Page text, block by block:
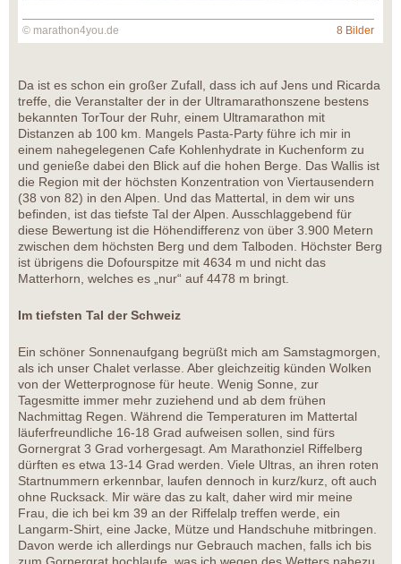
© marathon4you.de 8 Bilder
Da ist es schon ein großer Zufall, dass ich auf Jens und Ricarda
treffe, die Veranstalter der in der Ultramarathonszene bestens
bekannten TorTour der Ruhr, einem Ultramarathon mit
Distanzen ab 100 km. Mangels Pasta-Party führe ich mir in
einem nahegelegenen Cafe Kohlenhydrate in Kuchenform zu
und genieße dabei den Blick auf die hohen Berge. Das Wallis ist
die Region mit der höchsten Konzentration von Viertausendern
(38 von 82) in den Alpen. Und das Mattertal, in dem wir uns
befinden, ist das tiefste Tal der Alpen. Ausschlaggebend für
diese Bewertung ist die Höhendifferenz von über 3.900 Metern
zwischen dem höchsten Berg und dem Talboden. Höchster Berg
ist übrigens die Dofourspitze mit 4634 m und nicht das
Matterhorn, welches es „nur“ auf 4478 m bringt.
Im tiefsten Tal der Schweiz
Ein schöner Sonnenaufgang begrüßt mich am Samstagmorgen,
als ich unser Chalet verlasse. Aber gleichzeitig künden Wolken
von der Wetterprognose für heute. Wenig Sonne, zur
Tagesmitte immer mehr zuziehend und ab dem frühen
Nachmittag Regen. Während die Temperaturen im Mattertal
läuferfreundliche 16-18 Grad aufweisen sollen, sind fürs
Gornergrat 3 Grad vorhergesagt. Am Marathonziel Riffelberg
dürften es etwa 13-14 Grad werden. Viele Ultras, an ihren roten
Startnummern erkennbar, laufen dennoch in kurz/kurz, oft auch
ohne Rucksack. Mir wäre das zu kalt, daher wird mir meine
Frau, die ich bei km 39 an der Riffelalp treffen werde, ein
Langarm-Shirt, eine Jacke, Mütze und Handschuhe mitbringen.
Davon werde ich allerdings nur Gebrauch machen, falls ich bis